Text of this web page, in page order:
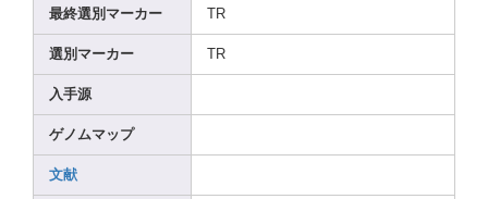
最終選別マーカー TR
選別マーカー TR
入手源
ゲノムマップ
文献